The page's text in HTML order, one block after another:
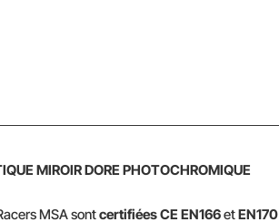
MIROIR DORE PHOTOCHROMIQUE
MSA sontcertifiées CE EN166etEN170